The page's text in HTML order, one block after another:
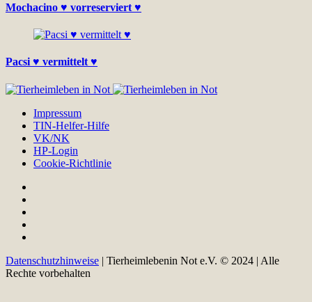
Mochacino ♥ vorreserviert ♥
Pacsi ♥ vermittelt ♥
Impressum
TIN-Helfer-Hilfe
VK/NK
HP-Login
Cookie-Richtlinie
Datenschutzhinweise | Tierheimlebenin Not e.V. © 2024 | Alle
Rechte vorbehalten